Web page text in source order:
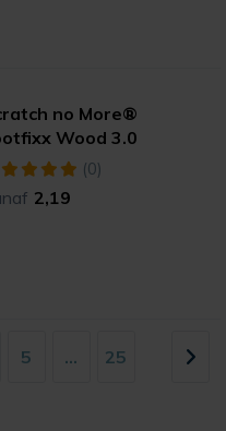
no More®
Wood 3.0
(0)
2,19
5 ... 25